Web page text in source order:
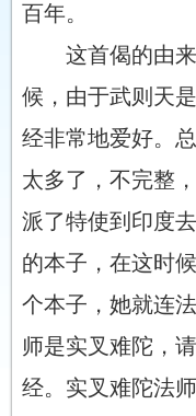
百年。
这首偈的由
候，由于武则天
经非常地爱好。
太多了，不完整
派了特使到印度
的本子，在这时
个本子，她就连
师是实叉难陀，
经。实叉难陀法